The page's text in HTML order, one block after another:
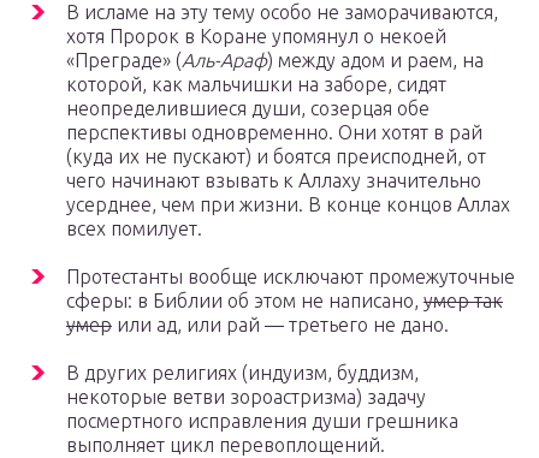
В исламе на эту тему особо не заморачиваются,
хотя Пророк в Коране упомянул о некоей
«Преграде» (Аль-Араф) между адом и раем, на
которой, как мальчишки на заборе, сидят
неопределившиеся души, созерцая обе
перспективы одновременно. Они хотят в рай
(куда их не пускают) и боятся преисподней, от
чего начинают взывать к Аллаху значительно
усерднее, чем при жизни. В конце концов Аллах
всех помилует.
Протестанты вообще исключают промежуточные
сферы: в Библии об этом не написано, умер так
умер или ад, или рай — третьего не дано.
В других религиях (индуизм, буддизм,
некоторые ветви зороастризма) задачу
посмертного исправления души грешника
выполняет цикл перевоплощений.